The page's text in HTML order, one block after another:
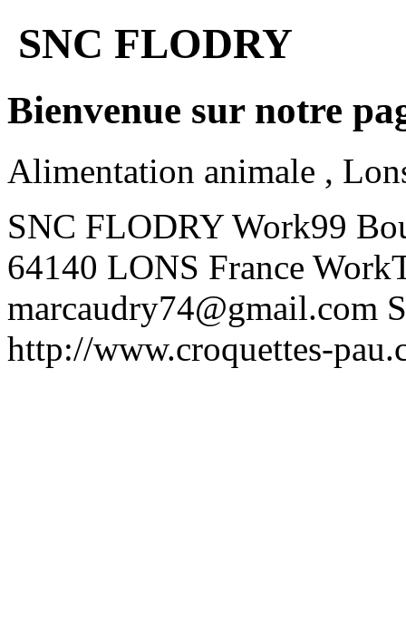
SNC FLODRY
Bienvenue sur notre
Alimentation animale ,
SNC FLODRY Work99
64140 LONS France Work
marcaudry74@gmail.com
http://www.croquettes-